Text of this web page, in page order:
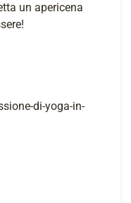
un apericena
di-yoga-in-